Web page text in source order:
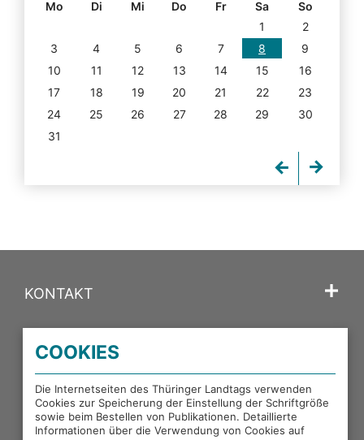
Mo Di Mi Do Fr Sa
So
1
2
3
4 5 6 7 8
9
10
11 12 13 14 15
16
17
18 19 20 21 22
23
24
25 26 27 28 29
30
31
KONTAKT
PORTALE DES THÜRINGER LANDTAGS
EXTERNE LINKS
COOKIES
Die Internetseiten des Thüringer Landtags verwenden
Cookies zur Speicherung der Einstellung der Schriftgröße
sowie beim Bestellen von Publikationen. Detaillierte
Informationen über die Verwendung von Cookies auf